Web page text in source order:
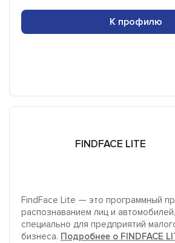
К профилю
FINDFACE LITE
FindFace Lite — это программный
распознаванием лиц и
специально для предприятий
бизнеса. Подробнее о FINDFACE